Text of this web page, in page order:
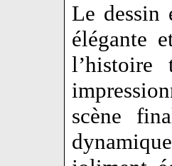
Le dessin
élégante
l’histoire
scène